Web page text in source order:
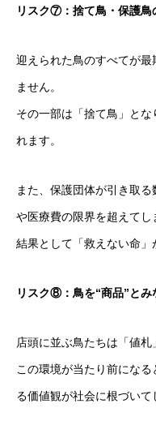
リスク⑦：捨て鳥・保護鳥
迎えられた鳥のすべてが
ません。
その一部は「捨て鳥」と
れます。
また、保護団体が引き取
や医療費の限界を超えてし
結果として「救えない命」
リスク⑧：鳥を“商品”とみ
店頭に並ぶ鳥たちは「値札
この環境が当たり前にな
る価値観が社会に根づいて